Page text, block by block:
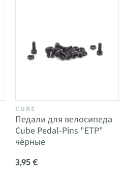
CUBE
Педали для велосипеда
Cube Pedal-Pins "ETP"
чёрные
3,95 €